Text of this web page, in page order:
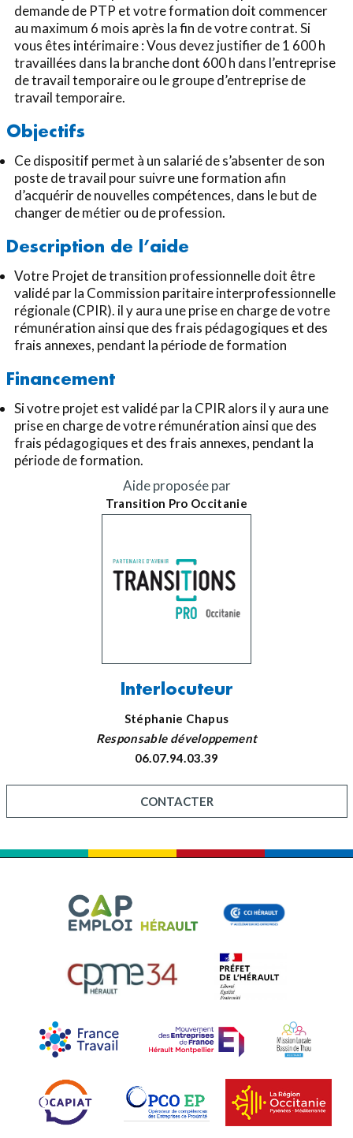
demande de PTP et votre formation doit commencer
au maximum 6 mois après la fin de votre contrat. Si
vous êtes intérimaire : Vous devez justifier de 1 600 h
travaillées dans la branche dont 600 h dans l’entreprise
de travail temporaire ou le groupe d’entreprise de
travail temporaire.
Objectifs
Ce dispositif permet à un salarié de s’absenter de son
poste de travail pour suivre une formation afin
d’acquérir de nouvelles compétences, dans le but de
changer de métier ou de profession.
Description de l’aide
Votre Projet de transition professionnelle doit être
validé par la Commission paritaire interprofessionnelle
régionale (CPIR). il y aura une prise en charge de votre
rémunération ainsi que des frais pédagogiques et des
frais annexes, pendant la période de formation
Financement
Si votre projet est validé par la CPIR alors il y aura une
prise en charge de votre rémunération ainsi que des
frais pédagogiques et des frais annexes, pendant la
période de formation.
Aide proposée par
Transition Pro Occitanie
Interlocuteur
Stéphanie Chapus
Responsable développement
06.07.94.03.39
CONTACTER